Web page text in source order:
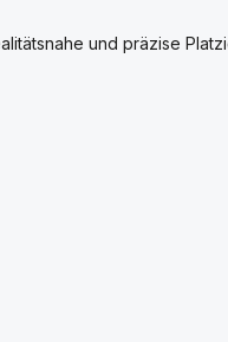
und präzise